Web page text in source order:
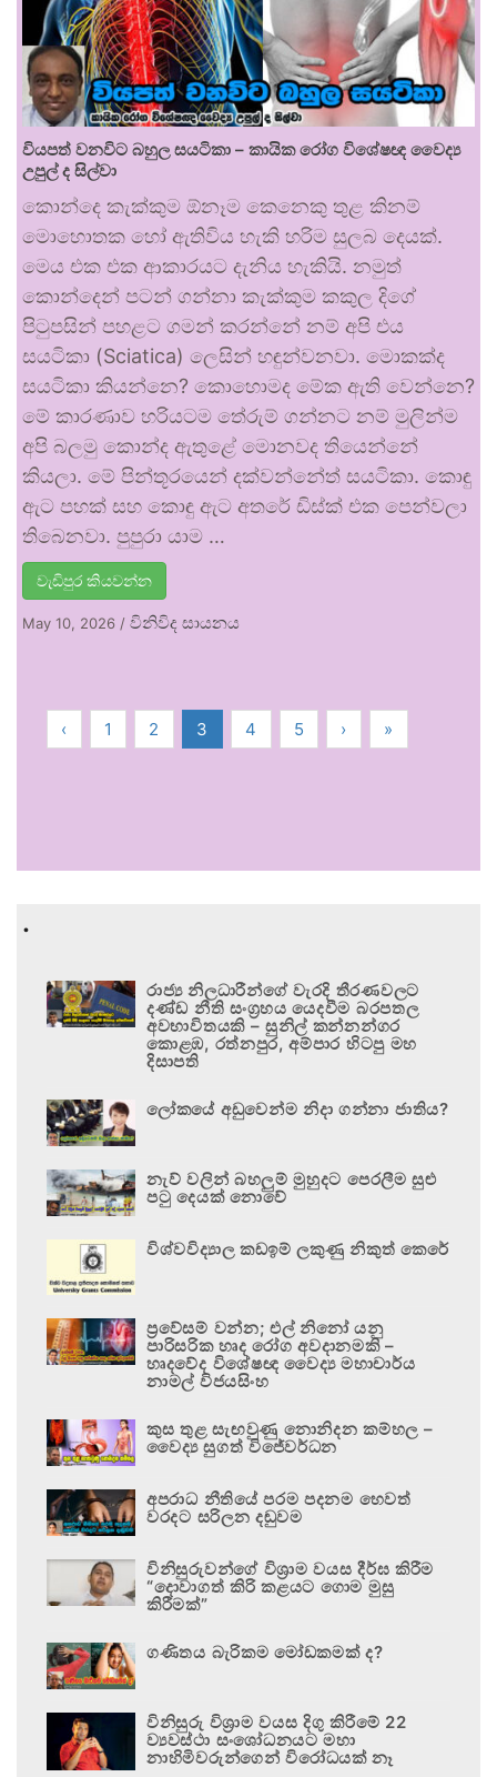
වියපත් වනවිට බහුල සයටිකා – කායික රෝග විශේෂඥ වෛද්‍ය
උපුල් ද සිල්වා
කොන්දෙ කැක්කුම ඕනෑම කෙනෙකු තුළ කිනම්
මොහොතක හෝ ඇතිවිය හැකි හරිම සුලබ දෙයක්.
මෙය එක එක ආකාරයට දැනිය හැකියි. නමුත්
කොන්දෙන් පටන් ගන්නා කැක්කුම කකුල දිගේ
පිටුපසින් පහළට ගමන් කරන්නේ නම් අපි එය
සයටිකා (Sciatica) ලෙසින් හඳුන්වනවා. මොකක්ද
සයටිකා කියන්නෙ? කොහොමද මේක ඇති වෙන්නෙ?
මේ කාරණාව හරියටම තේරුම් ගන්නට නම් මුලින්ම
අපි බලමු කොන්ද ඇතුළේ මොනවද තියෙන්නේ
කියලා. මේ පින්තූරයෙන් දක්වන්නේත් සයටිකා. කොඳු
ඇට පහක් සහ කොඳු ඇට අතරේ ඩිස්ක් එක පෙන්වලා
තිබෙනවා. පුපුරා යාම …
වැඩිපුර කියවන්න
May 10, 2026 / විනිවිද සායනය
‹ 1 2 3 4 5 › »
.
රාජ්‍ය නිලධාරීන්ගේ වැරදි තීරණවලට
දණ්ඩ නීති සංග්‍රහය යෙදවීම බරපතල
අවභාවිතයකි – සුනිල් කන්නන්ගර
කොළඹ, රත්නපුර, අම්පාර හිටපු මහ
දිසාපති
ලෝකයේ අඩුවෙන්ම නිදා ගන්නා ජාතිය?
නැව් වලින් බහලුම් මුහුදට පෙරලීම සුළු
පටු දෙයක් නොවේ
විශ්වවිද්‍යාල කඩඉම් ලකුණු නිකුත් කෙරේ
ප්‍රවේසම් වන්න; එල් නිනෝ යනු
පාරිසරික හෘද රෝග අවදානමකි –
හෘදවේද විශේෂඥ වෛද්‍ය මහාචාර්ය
නාමල් විජයසිංහ
කුස තුළ සැඟවුණු නොනිදන කම්හල –
වෛද්‍ය සුගත් විජේවර්ධන
අපරාධ නීතියේ පරම පදනම හෙවත්
වරදට සරිලන දඬුවම
විනිසුරුවන්ගේ විශ්‍රාම වයස දීර්ඝ කිරීම
“දොවාගත් කිරි කළයට ගොම මුසු
කිරීමක්”
ගණිතය බැරිකම මෝඩකමක් ද?
විනිසුරු විශ්‍රාම වයස දිගු කිරීමේ 22
ව්‍යවස්ථා සංශෝධනයට මහා
නාහිමිවරුන්ගෙන් විරෝධයක් නෑ